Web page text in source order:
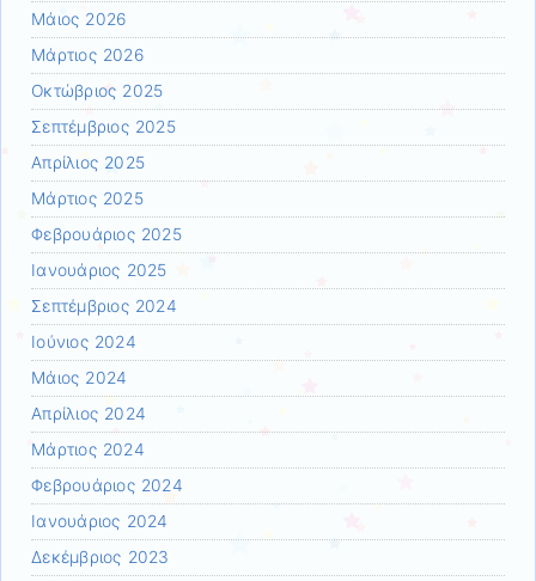
Μάιος 2026
Μάρτιος 2026
Οκτώβριος 2025
Σεπτέμβριος 2025
Απρίλιος 2025
Μάρτιος 2025
Φεβρουάριος 2025
Ιανουάριος 2025
Σεπτέμβριος 2024
Ιούνιος 2024
Μάιος 2024
Απρίλιος 2024
Μάρτιος 2024
Φεβρουάριος 2024
Ιανουάριος 2024
Δεκέμβριος 2023